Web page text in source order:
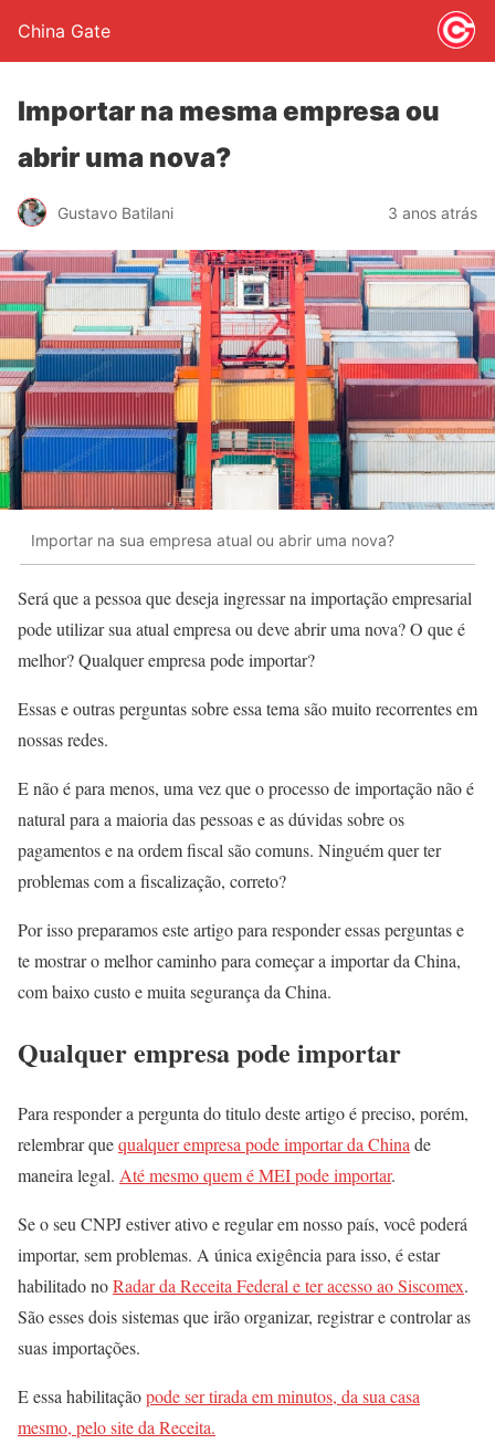
China Gate
Importar na mesma empresa ou
abrir uma nova?
Gustavo Batilani 3 anos atrás
Importar na sua empresa atual ou abrir uma nova?
Será que a pessoa que deseja ingressar na importação empresarial
pode utilizar sua atual empresa ou deve abrir uma nova? O que é
melhor? Qualquer empresa pode importar?
Essas e outras perguntas sobre essa tema são muito recorrentes em
nossas redes.
E não é para menos, uma vez que o processo de importação não é
natural para a maioria das pessoas e as dúvidas sobre os
pagamentos e na ordem fiscal são comuns. Ninguém quer ter
problemas com a fiscalização, correto?
Por isso preparamos este artigo para responder essas perguntas e
te mostrar o melhor caminho para começar a importar da China,
com baixo custo e muita segurança da China.
Qualquer empresa pode importar
Para responder a pergunta do titulo deste artigo é preciso, porém,
relembrar quequalquer empresa pode importar da China de
maneira legal. Até mesmo quem é MEI pode importar.
Se o seu CNPJ estiver ativo e regular em nosso país, você poderá
importar, sem problemas. A única exigência para isso, é estar
habilitado noRadar da Receita Federal e ter acesso ao Siscomex.
São esses dois sistemas que irão organizar, registrar e controlar as
suas importações.
E essa habilitaçãopode ser tirada em minutos, da sua casa
mesmo, pelo site da Receita.